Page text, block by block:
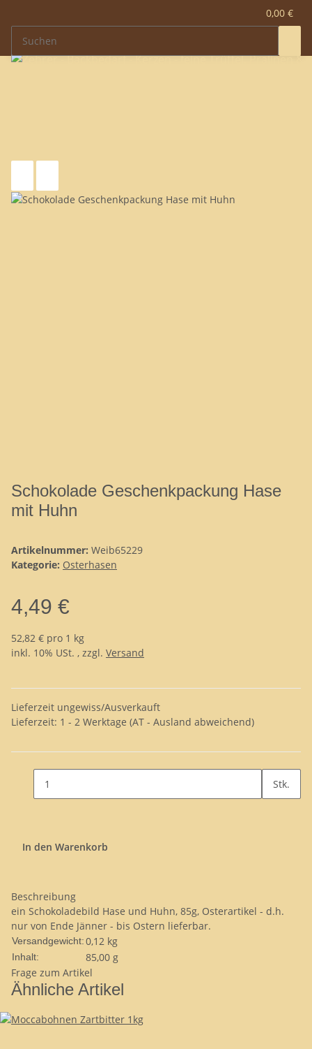
0,00 €
Schokolade Geschenkpackung Hase
mit Huhn
Artikelnummer: Weib65229
Kategorie: Osterhasen
4,49 €
52,82 € pro 1 kg
inkl. 10% USt. , zzgl. Versand
Lieferzeit ungewiss/Ausverkauft
Lieferzeit: 1 - 2 Werktage (AT - Ausland abweichend)
Stk.
In den Warenkorb
Beschreibung
ein Schokoladebild Hase und Huhn, 85g, Osterartikel - d.h.
nur von Ende Jänner - bis Ostern lieferbar.
Versandgewicht:0,12 kg
Inhalt:
85,00 g
Frage zum Artikel
Ähnliche Artikel